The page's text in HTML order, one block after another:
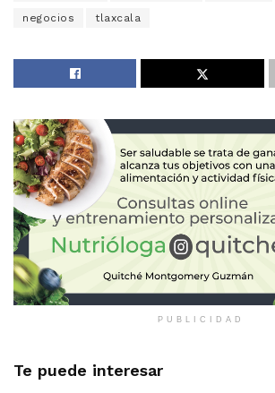
negocios tlaxcala
PUBLICIDAD
Te puede interesar